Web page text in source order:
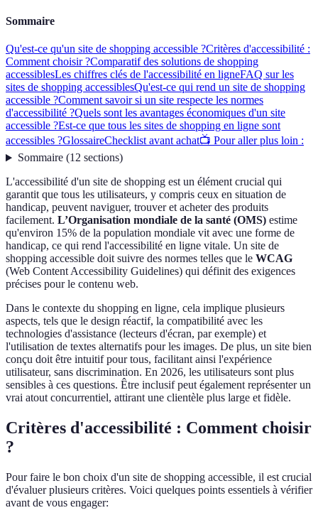
Sommaire
Qu'est-ce qu'un site de shopping accessible ?Critères d'accessibilité :
Comment choisir ?Comparatif des solutions de shopping
accessiblesLes chiffres clés de l'accessibilité en ligneFAQ sur les
sites de shopping accessiblesQu'est-ce qui rend un site de shopping
accessible ?Comment savoir si un site respecte les normes
d'accessibilité ?Quels sont les avantages économiques d'un site
accessible ?Est-ce que tous les sites de shopping en ligne sont
accessibles ?GlossaireChecklist avant achat📺 Pour aller plus loin :
Sommaire(12 sections)
L'accessibilité d'un site de shopping est un élément crucial qui
garantit que tous les utilisateurs, y compris ceux en situation de
handicap, peuvent naviguer, trouver et acheter des produits
facilement. L’Organisation mondiale de la santé (OMS) estime
qu'environ 15% de la population mondiale vit avec une forme de
handicap, ce qui rend l'accessibilité en ligne vitale. Un site de
shopping accessible doit suivre des normes telles que le WCAG
(Web Content Accessibility Guidelines) qui définit des exigences
précises pour le contenu web.
Dans le contexte du shopping en ligne, cela implique plusieurs
aspects, tels que le design réactif, la compatibilité avec les
technologies d'assistance (lecteurs d'écran, par exemple) et
l'utilisation de textes alternatifs pour les images. De plus, un site bien
conçu doit être intuitif pour tous, facilitant ainsi l'expérience
utilisateur, sans discrimination. En 2026, les utilisateurs sont plus
sensibles à ces questions. Être inclusif peut également représenter un
vrai atout concurrentiel, attirant une clientèle plus large et fidèle.
Critères d'accessibilité : Comment choisir
?
Pour faire le bon choix d'un site de shopping accessible, il est crucial
d'évaluer plusieurs critères. Voici quelques points essentiels à vérifier
avant de vous engager: